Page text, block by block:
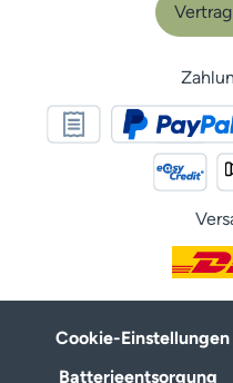
Cookie-Einstellungen
Batterieentsorgung